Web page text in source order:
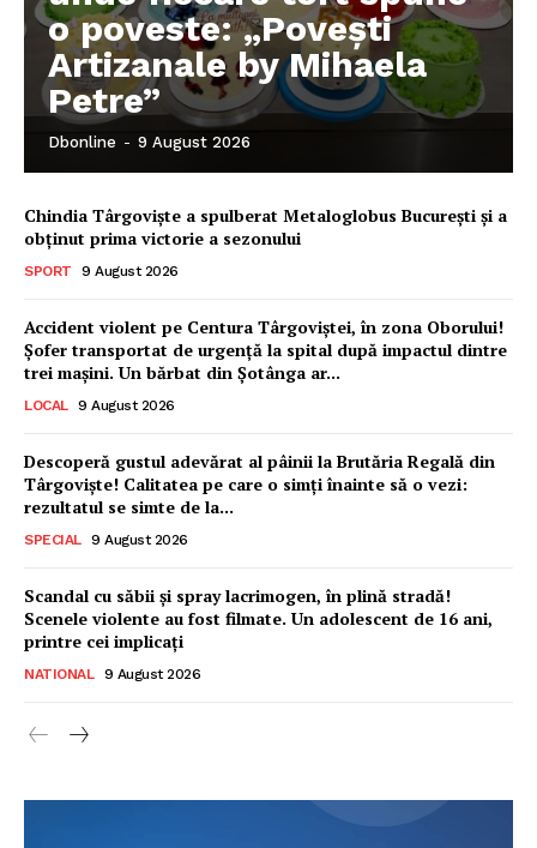
o poveste: „Povești
Artizanale by Mihaela
Petre”
Dbonline - 9 August 2026
Chindia Târgoviște a spulberat Metaloglobus București și a
obținut prima victorie a sezonului
SPORT 9 August 2026
Accident violent pe Centura Târgoviștei, în zona Oborului!
Șofer transportat de urgență la spital după impactul dintre
trei mașini. Un bărbat din Șotânga ar...
LOCAL 9 August 2026
Descoperă gustul adevărat al pâinii la Brutăria Regală din
Târgoviște! Calitatea pe care o simți înainte să o vezi:
rezultatul se simte de la...
SPECIAL 9 August 2026
Scandal cu săbii și spray lacrimogen, în plină stradă!
Scenele violente au fost filmate. Un adolescent de 16 ani,
printre cei implicați
NATIONAL 9 August 2026